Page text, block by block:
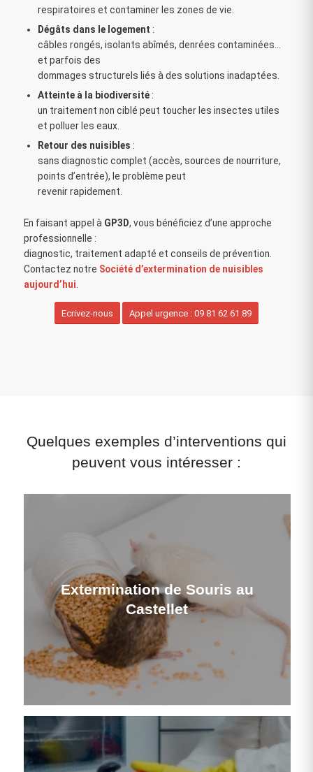
respiratoires et contaminer les zones de vie.
Dégâts dans le logement :
câbles rongés, isolants abîmés, denrées contaminées…
et parfois des
dommages structurels liés à des solutions inadaptées.
Atteinte à la biodiversité :
un traitement non ciblé peut toucher les insectes utiles
et polluer les eaux.
Retour des nuisibles :
sans diagnostic complet (accès, sources de nourriture,
points d’entrée), le problème peut
revenir rapidement.
En faisant appel à GP3D, vous bénéficiez d’une approche
professionnelle :
diagnostic, traitement adapté et conseils de prévention.
Contactez notre Société d’extermination de nuisibles
aujourd’hui
Ecrivez-nous Appel urgence : 09 81 62 61 89
Quelques exemples d’interventions qui
peuvent vous intéresser :
Extermination de Souris au
Castellet